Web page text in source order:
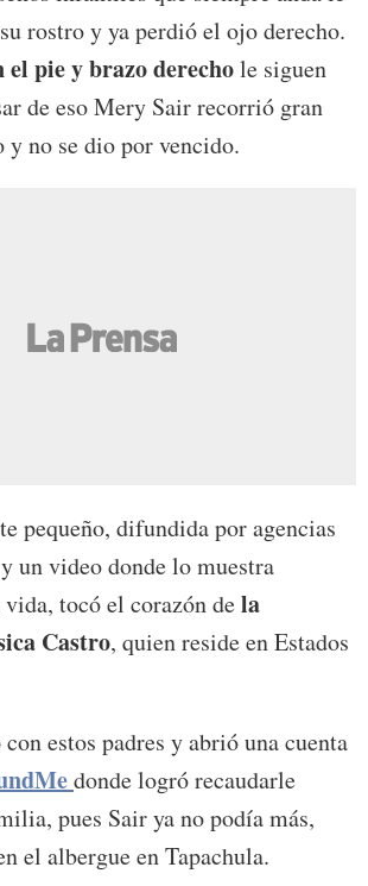
rostro y ya perdió el ojo derecho.
el pie y brazo derechole siguen
de eso Mery Sair recorrió gran
no se dio por vencido.
pequeño, difundida por agencias
un video donde lo muestra
tocó el corazón dela
Castro, quien reside en Estados
estos padres y abrió una cuenta
donde logró recaudarle
pues Sair ya no podía más,
el albergue en Tapachula.